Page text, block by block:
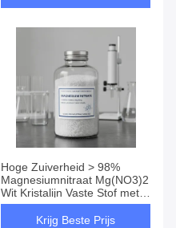
Hoge Zuiverheid > 98%
Magnesiumnitraat Mg(NO3)2
Wit Kristalijn Vaste Stof met
420g/L Oplosbaarheid in
Water voor Industrieel en
Krijg Beste Prijs